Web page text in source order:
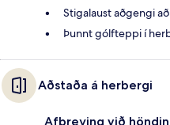
Stigalaust aðgengi
Þunnt gólfteppi í
Aðstaða á herbergi
Afþreying við